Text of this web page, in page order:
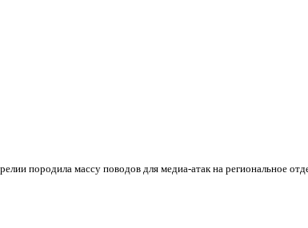
породила массу поводов для медиа-атак на региональное